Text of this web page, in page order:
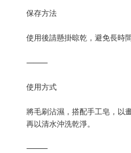
保存方法
使用後請懸掛晾乾，避免長時
⸻
使用方式
將毛刷沾濕，搭配手工皂，以
再以清水沖洗乾淨。
⸻